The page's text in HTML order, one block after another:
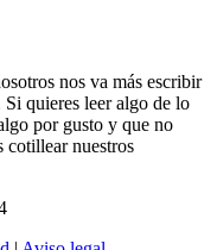
nos va más escribir
Si quieres leer algo de lo
por gusto y que no
cotillear nuestros